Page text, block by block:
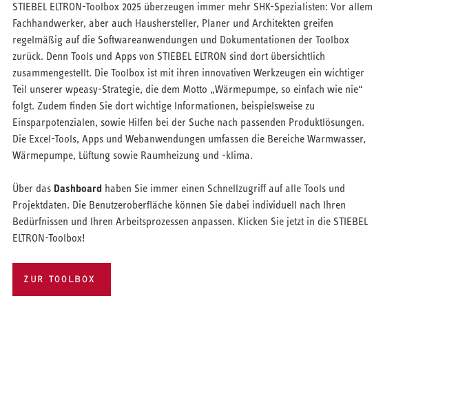
STIEBEL ELTRON-Toolbox 2025 überzeugen immer mehr SHK-Spezialisten: Vor allem
Fachhandwerker, aber auch Haushersteller, Planer und Architekten greifen
regelmäßig auf die Softwareanwendungen und Dokumentationen der Toolbox
zurück. Denn Tools und Apps von STIEBEL ELTRON sind dort übersichtlich
zusammengestellt. Die Toolbox ist mit ihren innovativen Werkzeugen ein wichtiger
Teil unserer wpeasy-Strategie, die dem Motto „Wärmepumpe, so einfach wie nie“
folgt. Zudem finden Sie dort wichtige Informationen, beispielsweise zu
Einsparpotenzialen, sowie Hilfen bei der Suche nach passenden Produktlösungen.
Die Excel-Tools, Apps und Webanwendungen umfassen die Bereiche Warmwasser,
Wärmepumpe, Lüftung sowie Raumheizung und -klima.
Über das Dashboard haben Sie immer einen Schnellzugriff auf alle Tools und
Projektdaten. Die Benutzeroberfläche können Sie dabei individuell nach Ihren
Bedürfnissen und Ihren Arbeitsprozessen anpassen. Klicken Sie jetzt in die STIEBEL
ELTRON-Toolbox!
ZUR TOOLBOX